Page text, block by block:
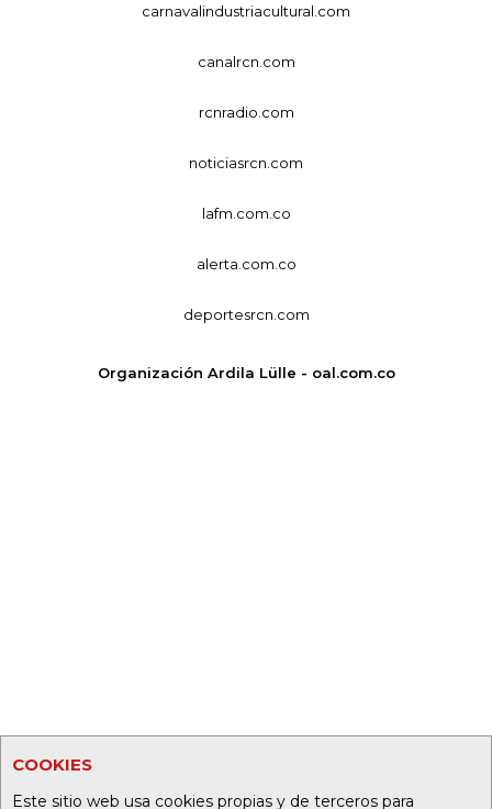
COOKIES
Este sitio web usa cookies propias y de terceros para
carnavalindustriacultural.com
canalrcn.com
rcnradio.com
noticiasrcn.com
lafm.com.co
alerta.com.co
deportesrcn.com
Organización Ardila Lülle - oal.com.co